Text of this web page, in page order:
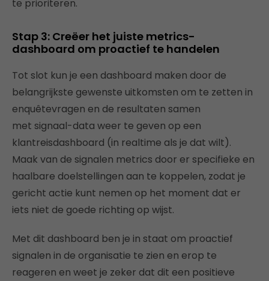
te prioriteren.
Stap 3: Creëer het juiste metrics-
dashboard om proactief te handelen
Tot slot kun je een dashboard maken door de
belangrijkste gewenste uitkomsten om te zetten in
enquêtevragen en de resultaten samen
met signaal-data weer te geven op een
klantreisdashboard (in realtime als je dat wilt).
Maak van de signalen metrics door er specifieke en
haalbare doelstellingen aan te koppelen, zodat je
gericht actie kunt nemen op het moment dat er
iets niet de goede richting op wijst.
Met dit dashboard ben je in staat om proactief
signalen in de organisatie te zien en erop te
reageren en weet je zeker dat dit een positieve